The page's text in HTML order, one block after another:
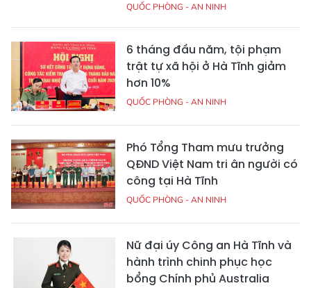
QUỐC PHÒNG - AN NINH
6 tháng đầu năm, tội phạm
trật tự xã hội ở Hà Tĩnh giảm
hơn 10%
QUỐC PHÒNG - AN NINH
Phó Tổng Tham mưu trưởng
QĐND Việt Nam tri ân người có
công tại Hà Tĩnh
QUỐC PHÒNG - AN NINH
Nữ đại úy Công an Hà Tĩnh và
hành trình chinh phục học
bổng Chính phủ Australia